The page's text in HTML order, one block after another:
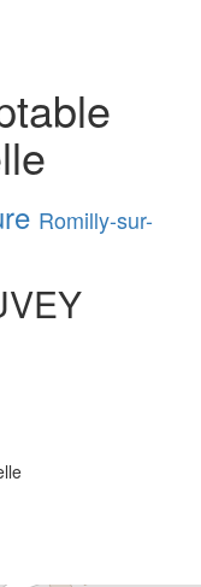
Romilly-sur-